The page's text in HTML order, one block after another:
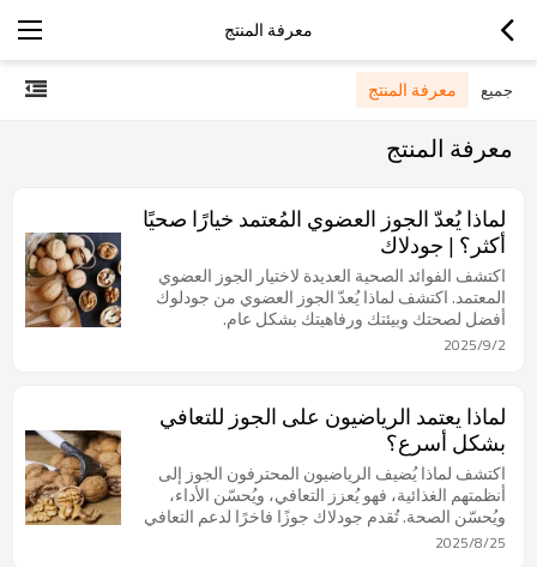
معرفة المنتج
جميع معرفة المنتج
معرفة المنتج
لماذا يُعدّ الجوز العضوي المُعتمد خيارًا صحيًا
أكثر؟ | جودلاك
اكتشف الفوائد الصحية العديدة لاختيار الجوز العضوي
المعتمد. اكتشف لماذا يُعدّ الجوز العضوي من جودلوك
أفضل لصحتك وبيئتك ورفاهيتك بشكل عام.
2025/9/2
لماذا يعتمد الرياضيون على الجوز للتعافي
بشكل أسرع؟
اكتشف لماذا يُضيف الرياضيون المحترفون الجوز إلى
أنظمتهم الغذائية، فهو يُعزز التعافي، ويُحسّن الأداء،
ويُحسّن الصحة. تُقدم جودلاك جوزًا فاخرًا لدعم التعافي
والتغذية الأمثل.
2025/8/25